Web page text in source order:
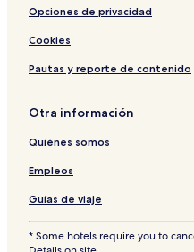
Opciones de privacidad
Cookies
Pautas y reporte de contenido
Otra información
Quiénes somos
Empleos
Guías de viaje
* Some hotels require you to